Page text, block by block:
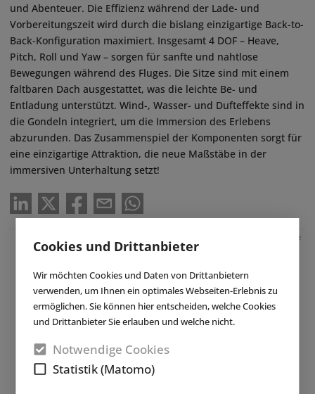
Cookies und Drittanbieter
Wir möchten Cookies und Daten von Drittanbietern
verwenden, um Ihnen ein optimales Webseiten-Erlebnis zu
ermöglichen. Sie können hier entscheiden, welche Cookies
und Drittanbieter Sie erlauben und welche nicht.
Notwendige Cookies
Statistik (Matomo)
und Abenteuer. Die Effizienz während der Lade- und
Vorbereitungszeit wird durch die bislang einzigartige Back-to-
Back-Konfiguration maximiert. Insgesamt 4 DOF – Heave,
Pitch, Roll und Yaw – sorgen für sanfte und nahtlose
Bewegungen während des Fluges. Die Sitze sind mit einem
faltbaren Dach ausgestattet, was die leichte Be- und
Entladung unterstützt. Wind-, Wasser- und Dufteffekte sind in
die Gondeln integriert, um die Immersion des Erlebens
abzurunden. Das Zusammenspiel der Komponenten sorgt für
eine einzigartige Attraktion, die neue Maßstäbe in der
immersiven Unterhaltung setzt!
Anzeige